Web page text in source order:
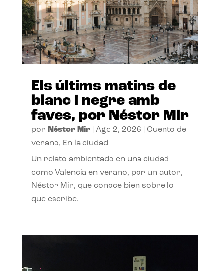
Els últims matins de
blanc i negre amb
faves, por Néstor Mir
por Néstor Mir| Ago 2, 2026
Cuento de
verano, En la ciudad
Un relato ambientado en una ciudad
como Valencia en verano, por un autor,
Néstor Mir, que conoce bien sobre lo
que escribe.